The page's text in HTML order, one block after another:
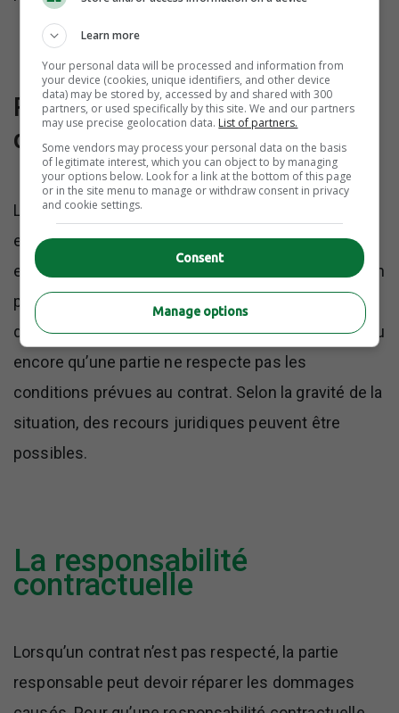
Résiliation pour non-respect
des obligations
Lorsqu’une des parties ne respecte pas ses
engagements, la résiliation peut également être
envisagée. Cela peut se produire, par exemple, si un
prestataire abandonne un projet sans préavis ou
qu’un client refuse de payer les services rendus; ou
encore qu’une partie ne respecte pas les
conditions prévues au contrat. Selon la gravité de la
situation, des recours juridiques peuvent être
possibles.
La responsabilité
contractuelle
Lorsqu’un contrat n’est pas respecté, la partie
responsable peut devoir réparer les dommages
Learn more
Your personal data will be processed and information from
your device (cookies, unique identifiers, and other device
data) may be stored by, accessed by and shared with 300
partners, or used specifically by this site. We and our partners
may use precise geolocation data. List of partners.
Some vendors may process your personal data on the basis
of legitimate interest, which you can object to by managing
your options below. Look for a link at the bottom of this page
or in the site menu to manage or withdraw consent in privacy
and cookie settings.
Consent
Manage options